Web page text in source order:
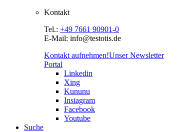
Kontakt
Tel.: +49 7661 90901-0
E-Mail: info@testotis.de
Kontakt aufnehmen!Unser Newsletter
Portal
Linkedin
Xing
Kununu
Instagram
Facebook
Youtube
Suche